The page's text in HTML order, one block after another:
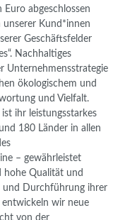
abgeschlossen
unserer Kund*innen
Geschäftsfelder
Nachhaltiges
Unternehmensstrategie
ökologischem und
und Vielfalt.
ihr leistungsstarkes
180 Länder in allen
– gewährleistet
hohe Qualität und
und Durchführung ihrer
wir neue
von der